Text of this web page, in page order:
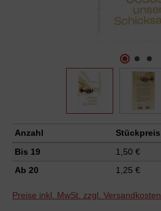
Anzahl
Stückpreis
Bis 19
1,50 €
Ab 20 1,25 €
Preise inkl. MwSt. zzgl. Versandkosten